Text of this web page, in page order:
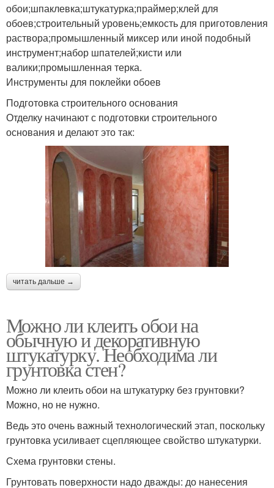
обои;шпаклевка;штукатурка;праймер;клей для
обоев;строительный уровень;емкость для приготовления
раствора;промышленный миксер или иной подобный
инструмент;набор шпателей;кисти или
валики;промышленная терка.
Инструменты для поклейки обоев
Подготовка строительного основания
Отделку начинают с подготовки строительного
основания и делают это так:
читать дальше →
Можно ли клеить обои на
обычную и декоративную
штукатурку. Необходима ли
грунтовка стен?
Можно ли клеить обои на штукатурку без грунтовки?
Можно, но не нужно.
Ведь это очень важный технологический этап, поскольку
грунтовка усиливает сцепляющее свойство штукатурки.
Схема грунтовки стены.
Грунтовать поверхности надо дважды: до нанесения